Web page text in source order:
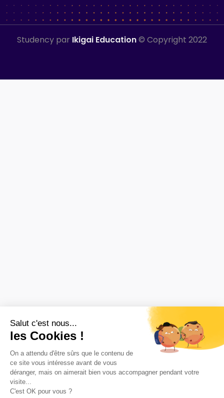
Salut c'est nous...
les Cookies !
On a attendu d'être sûrs que le contenu de
ce site vous intéresse avant de vous
déranger, mais on aimerait bien vous accompagner pendant votre
visite...
C'est OK pour vous ?
Studency par Ikigai Education© Copyright 2022